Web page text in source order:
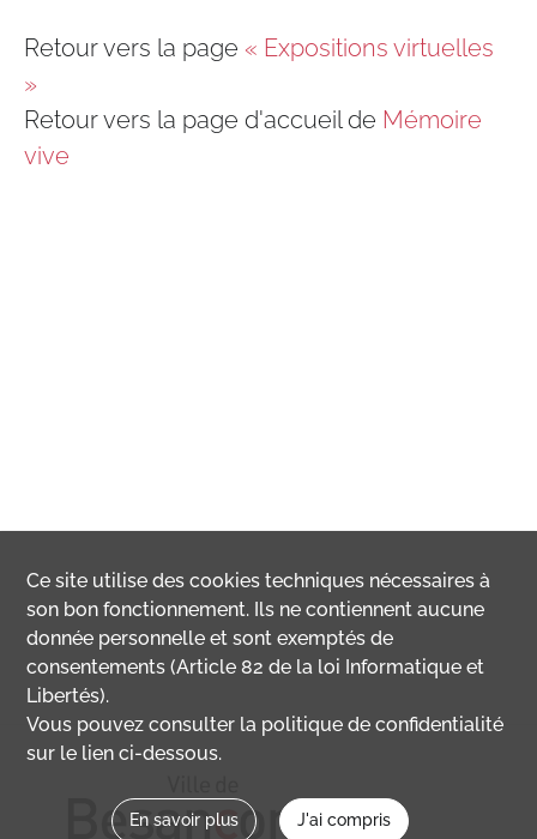
Retour vers la page « Expositions virtuelles
»
Retour vers la page d'accueil de Mémoire
vive
Ce site utilise descookies techniques nécessaires à
son bon fonctionnement. Ils ne contiennent aucune
donnée personnelle et sont exemptés de
consentements (Article 82 de la loi Informatique et
Libertés).
Vous pouvez consulter la politique de confidentialité
sur le lien ci-dessous.
En savoir plus J'ai compris